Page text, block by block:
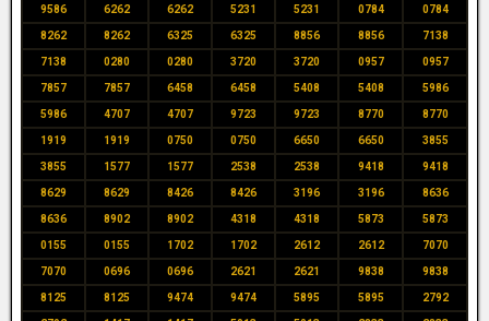
9586 6262 6262 5231 5231 0784 0784
8262 8262 6325 6325 8856 8856 7138
7138 0280 0280 3720 3720 0957 0957
7857 7857 6458 6458 5408 5408 5986
5986 4707 4707 9723 9723 8770 8770
1919 1919 0750 0750 6650 6650 3855
3855 1577 1577 2538 2538 9418 9418
8629 8629 8426 8426 3196 3196 8636
8636 8902 8902 4318 4318 5873 5873
0155 0155 1702 1702 2612 2612 7070
7070 0696 0696 2621 2621 9838 9838
8125 8125 9474 9474 5895 5895 2792